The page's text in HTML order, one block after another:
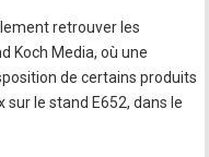
retrouver les
Koch Media, où une
de certains produits
le stand E652, dans le